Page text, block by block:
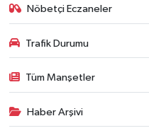
Nöbetçi Eczaneler
Trafik Durumu
Tüm Manşetler
Haber Arşivi